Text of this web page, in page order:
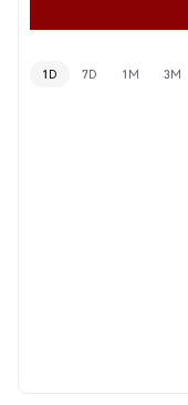
1D 7D 1M 3M